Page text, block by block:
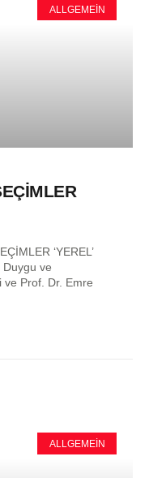
ALLGEMEIN
‘YEREL’
Duygu ve
ve Prof. Dr. Emre
ALLGEMEIN